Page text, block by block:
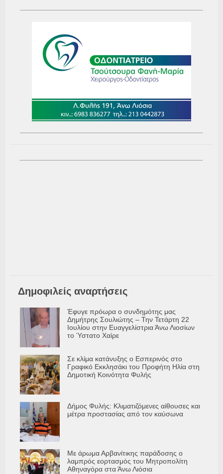
Δημοφιλείς αναρτήσεις
Έφυγε πρόωρα ο συνδημότης μας
Δημήτρης Σουλιώτης – Την Τετάρτη 22
Ιουλίου στην Ευαγγελίστρια Άνω Λιοσίων
το Ύστατο Χαίρε
Σε κλίμα κατάνυξης ο Εσπερινός στο
Γραφικό Εκκλησάκι του Προφήτη Ηλία στη
Δημοτική Κοινότητα Φυλής
Δήμος Φυλής: Κλιματιζόμενες αίθουσες και
μέτρα προστασίας από τον καύσωνα
Με άρωμα Αρβανίτικης παράδοσης ο
λαμπρός εορτασμός του Μητροπολίτη
Αθηναγόρα στα Άνω Λιόσια